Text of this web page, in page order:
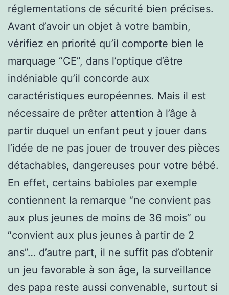
réglementations de sécurité bien précises.
Avant d’avoir un objet à votre bambin,
vérifiez en priorité qu’il comporte bien le
marquage “CE”, dans l’optique d’être
indéniable qu’il concorde aux
caractéristiques européennes. Mais il est
nécessaire de prêter attention à l’âge à
partir duquel un enfant peut y jouer dans
l’idée de ne pas jouer de trouver des pièces
détachables, dangereuses pour votre bébé.
En effet, certains babioles par exemple
contiennent la remarque “ne convient pas
aux plus jeunes de moins de 36 mois” ou
“convient aux plus jeunes à partir de 2
ans”… d’autre part, il ne suffit pas d’obtenir
un jeu favorable à son âge, la surveillance
des papa reste aussi convenable, surtout si